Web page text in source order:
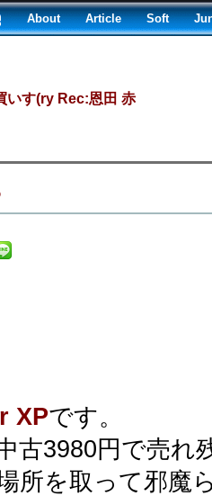
About Article Soft
いす(ry Rec:恩田 赤
XPです。
古3980円で売れ
所を取って邪魔